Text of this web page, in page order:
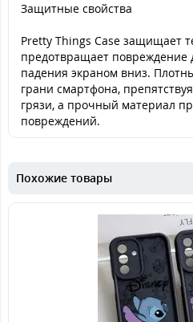
Защитные свойства
Pretty Things Case защищает
предотвращает повреждение
падения экраном вниз.
грани смартфона,
грязи, а прочный материал
повреждений.
Похожие товары